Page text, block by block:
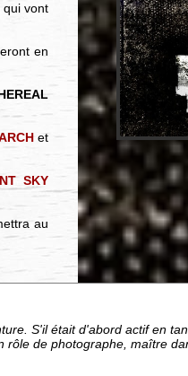
qui vont
en
et
SKY
au
S'il était d'abord actif en
de photographe, maître